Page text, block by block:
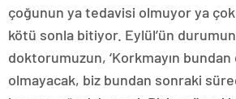
çoğunun ya tedavisi olmuyor ya
kötü sonla bitiyor. Eylül’ün
doktorumuzun, ‘Korkmayın
olmayacak, biz bundan sonraki